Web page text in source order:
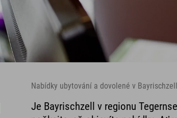
Nabídky ubytování a dovolené v
Je Bayrischzell v regionu